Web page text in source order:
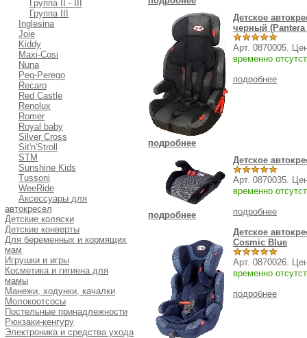
Группа II - III
Группа III
Inglesina
Joie
Kiddy
Maxi-Cosi
Nuna
Peg-Perego
Recaro
Red Castle
Renolux
Romer
Royal baby
Silver Cross
Sit'n'Stroll
STM
Sunshine Kids
Tussoni
WeeRide
Аксессуары для
автокресел
Детские коляски
Детские конверты
Для беременных и кормящих
мам
Игрушки и игры
Косметика и гигиена для
мамы
Манежи, ходунки, качалки
Молокоотсосы
Постельные принадлежности
Рюкзаки-кенгуру
Электроника и средства ухода
подробнее
Детское
черный (Pantera
Арт. 0870005.
временно
подробнее
подробнее
Детское
Арт. 0870035.
временно
подробнее
Детское
Cosmic Blue
Арт. 0870026.
временно
подробнее